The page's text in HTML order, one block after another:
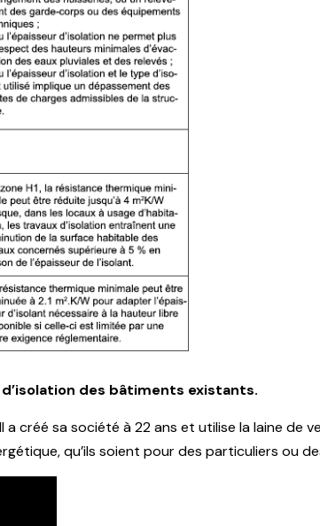
des bâtiments existants.
créé sa société à 22 ans et utilise la laine de
qu’ils soient pour des particuliers ou